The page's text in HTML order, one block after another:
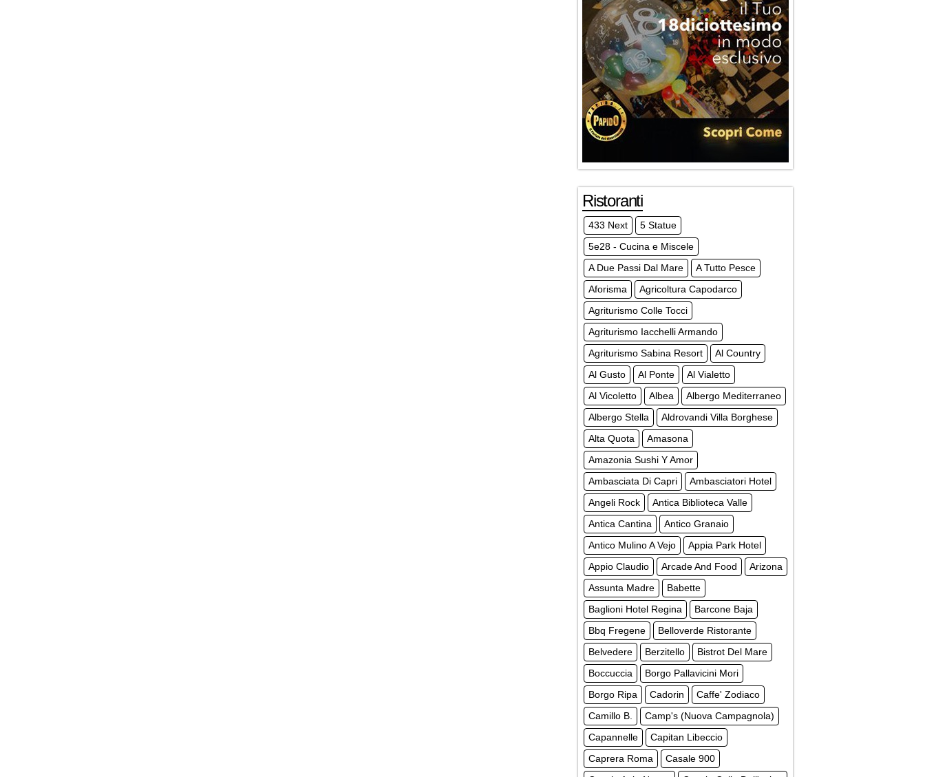
Ristoranti
433 Next
5 Statue
5e28 - Cucina e Miscele
A Due Passi Dal Mare
A Tutto Pesce
Aforisma
Agricoltura Capodarco
Agriturismo Colle Tocci
Agriturismo Iacchelli Armando
Agriturismo Sabina Resort
Al Country
Al Gusto
Al Ponte
Al Vialetto
Al Vicoletto
Albea
Albergo Mediterraneo
Albergo Stella
Aldrovandi Villa Borghese
Alta Quota
Amasona
Amazonia Sushi Y Amor
Ambasciata Di Capri
Ambasciatori Hotel
Angeli Rock
Antica Biblioteca Valle
Antica Cantina
Antico Granaio
Antico Mulino A Vejo
Appia Park Hotel
Appio Claudio
Arcade And Food
Arizona
Assunta Madre
Babette
Baglioni Hotel Regina
Barcone Baja
Bbq Fregene
Belloverde Ristorante
Belvedere
Berzitello
Bistrot Del Mare
Boccuccia
Borgo Pallavicini Mori
Borgo Ripa
Cadorin
Caffe' Zodiaco
Camillo B.
Camp's (Nuova Campagnola)
Capannelle
Capitan Libeccio
Caprera Roma
Casale 900